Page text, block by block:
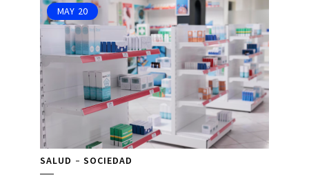
MAY 20
SALUD SOCIEDAD